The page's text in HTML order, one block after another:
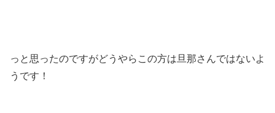
っと思ったのですがどうやらこの方は旦那さんではないよ
うです！